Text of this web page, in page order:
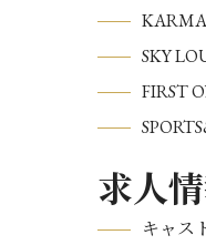
KARMA
SKY
FIRST
求人
キャス